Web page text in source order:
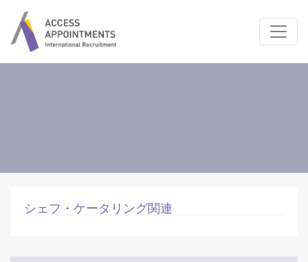
シェフ・ケータリング関連